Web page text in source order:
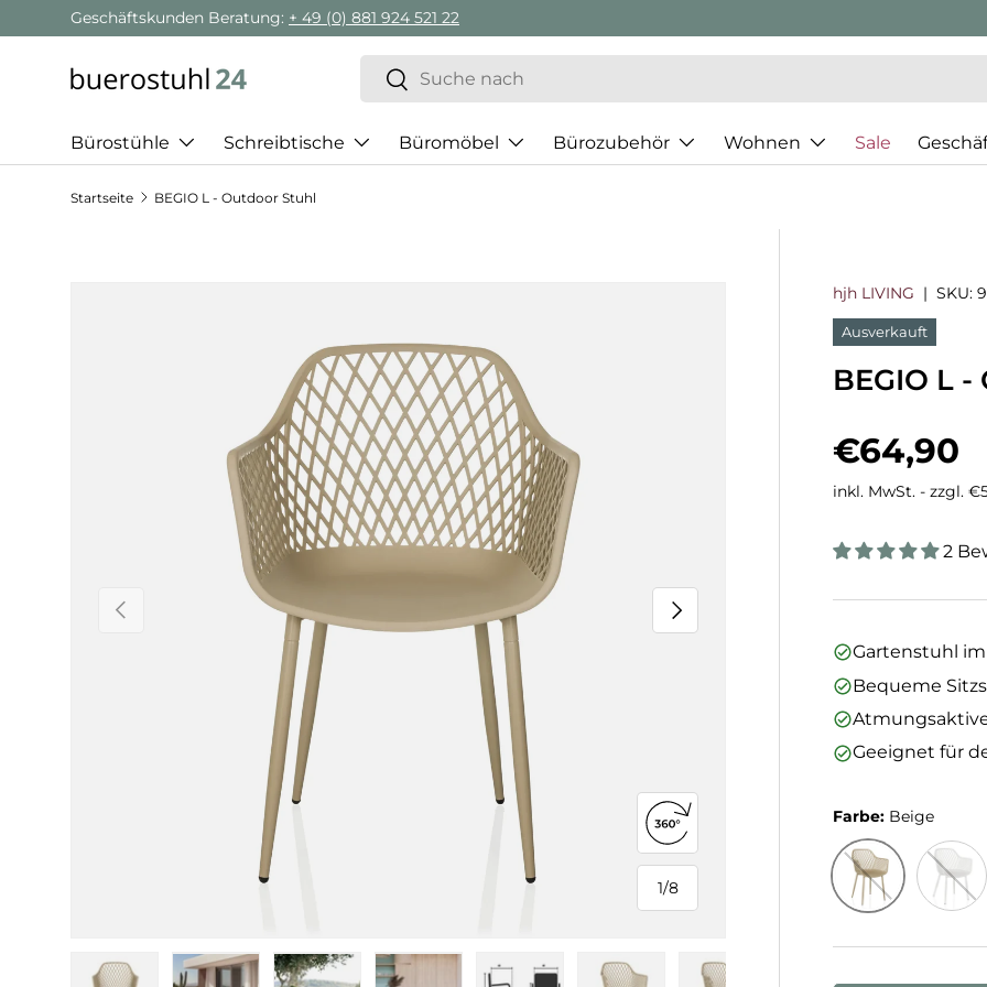
Direkt zum Inhalt
Geschäftskunden Beratung: + 49 (0) 881 924 521 22
Suchen
Suchen
Bürostühle Schreibtische Büromöbel Bürozubehör Wohnen Sale
Startseite BEGIO L - Outdoor Stuhl
Vorherige
1/
von
8
Nächste
360°-Ansicht öffnen
hjh LIVING |SKU:
Ausverkauft
BEGIO L
€64,90
inkl. MwSt. - zzgl.
2
Gartenstuhl im
Bequeme
Geeignet für
Farbe: Beige
Beige